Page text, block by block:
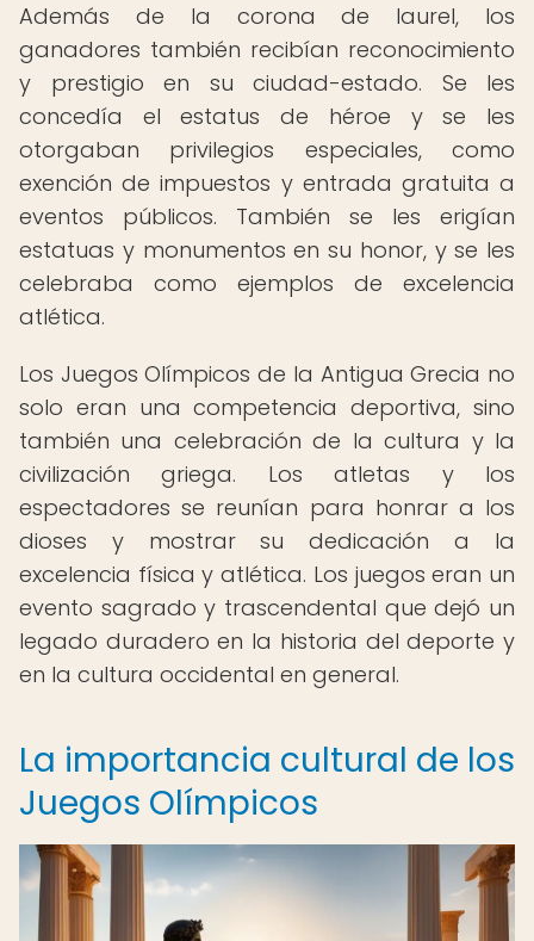
Además de la corona de laurel, los
ganadores también recibían reconocimiento
y prestigio en su ciudad-estado. Se les
concedía el estatus de héroe y se les
otorgaban privilegios especiales, como
exención de impuestos y entrada gratuita a
eventos públicos. También se les erigían
estatuas y monumentos en su honor, y se les
celebraba como ejemplos de excelencia
atlética.
Los Juegos Olímpicos de la Antigua Grecia no
solo eran una competencia deportiva, sino
también una celebración de la cultura y la
civilización griega. Los atletas y los
espectadores se reunían para honrar a los
dioses y mostrar su dedicación a la
excelencia física y atlética. Los juegos eran un
evento sagrado y trascendental que dejó un
legado duradero en la historia del deporte y
en la cultura occidental en general.
La importancia cultural de los
Juegos Olímpicos